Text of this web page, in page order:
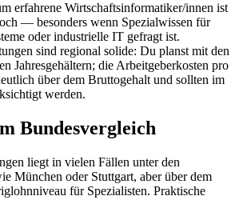
erfahrene Wirtschaftsinformatiker/innen ist
— besonders wenn Spezialwissen für
oder industrielle IT gefragt ist.
sind regional solide: Du planst mit den
Jahresgehältern; die Arbeitgeberkosten pro
über dem Bruttogehalt und sollten im
werden.
Bundesvergleich
liegt in vielen Fällen unter den
München oder Stuttgart, aber über dem
für Spezialisten. Praktische